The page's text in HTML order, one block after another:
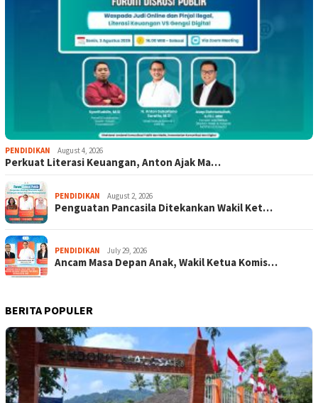
PENDIDIKAN August 4, 2026
Perkuat Literasi Keuangan, Anton Ajak Ma…
PENDIDIKAN August 2, 2026
Penguatan Pancasila Ditekankan Wakil Ket…
PENDIDIKAN July 29, 2026
Ancam Masa Depan Anak, Wakil Ketua Komis…
BERITA POPULER